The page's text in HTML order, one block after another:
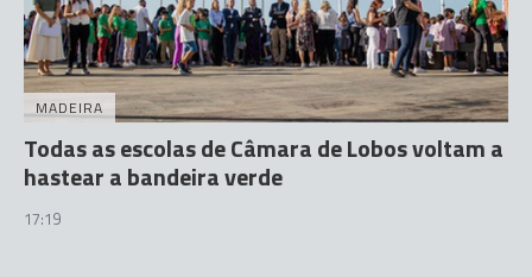
MADEIRA
Todas as escolas de Câmara de Lobos voltam a
hastear a bandeira verde
17:19